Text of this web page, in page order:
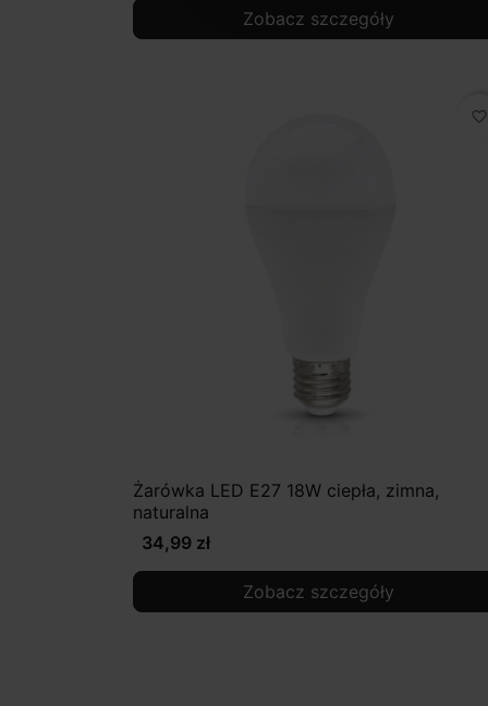
Zobacz szczegóły
favorite_border
Żarówka LED E27 18W ciepła, zimna,
naturalna
34,99 zł
Zobacz szczegóły